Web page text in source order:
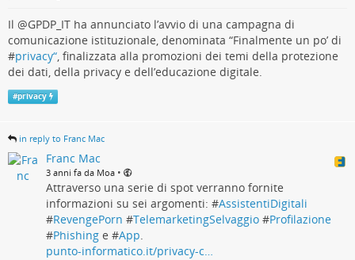
Il @GPDP_IT ha annunciato l’avvio di una campagna di
comunicazione istituzionale, denominata “Finalmente un po’ di
#privacy“, finalizzata alla promozioni dei temi della protezione
dei dati, della privacy e dell’educazione digitale.
#privacy
in reply to Franc Mac
Franc Mac
3 anni fa da Moa •
Attraverso una serie di spot verranno fornite
informazioni su sei argomenti: #AssistentiDigitali
#RevengePorn #TelemarketingSelvaggio #Profilazione
#Phishing e #App.
punto-informatico.it/privacy-c…